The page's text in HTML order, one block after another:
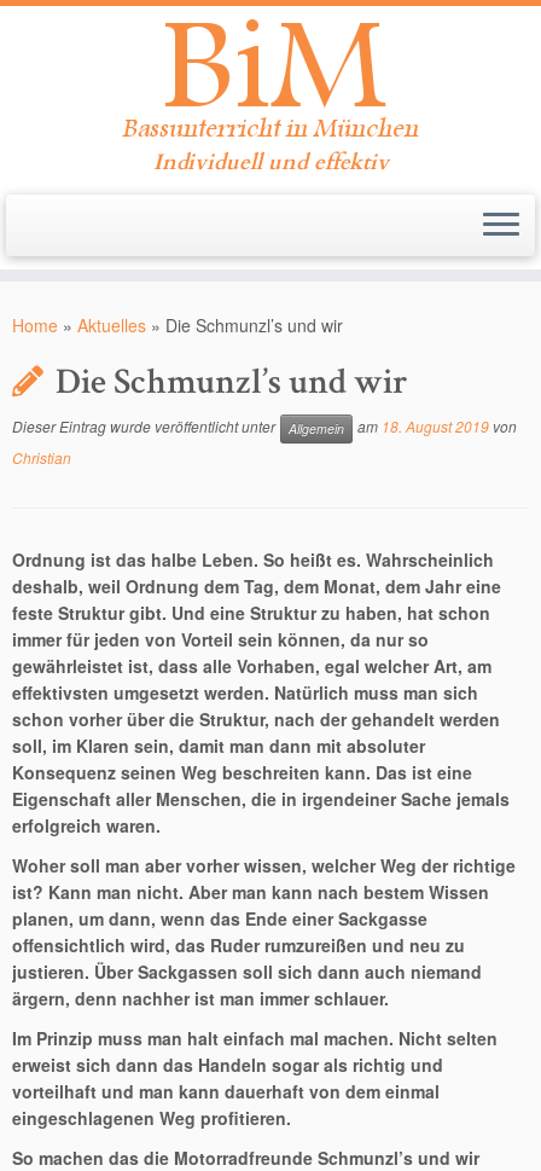
Inhalt
Individuell und effektiv
Home » Aktuelles » Die Schmunzl’s und wir
Die Schmunzl’s und wir
Dieser Eintrag wurde veröffentlicht unter Allgemein am 18. August 2019 von
Christian
Ordnung ist das halbe Leben. So heißt es. Wahrscheinlich
deshalb, weil Ordnung dem Tag, dem Monat, dem Jahr eine
feste Struktur gibt. Und eine Struktur zu haben, hat schon
immer für jeden von Vorteil sein können, da nur so
gewährleistet ist, dass alle Vorhaben, egal welcher Art, am
effektivsten umgesetzt werden. Natürlich muss man sich
schon vorher über die Struktur, nach der gehandelt werden
soll, im Klaren sein, damit man dann mit absoluter
Konsequenz seinen Weg beschreiten kann. Das ist eine
Eigenschaft aller Menschen, die in irgendeiner Sache jemals
erfolgreich waren.
Woher soll man aber vorher wissen, welcher Weg der richtige
ist? Kann man nicht. Aber man kann nach bestem Wissen
planen, um dann, wenn das Ende einer Sackgasse
offensichtlich wird, das Ruder rumzureißen und neu zu
justieren. Über Sackgassen soll sich dann auch niemand
ärgern, denn nachher ist man immer schlauer.
Im Prinzip muss man halt einfach mal machen. Nicht selten
erweist sich dann das Handeln sogar als richtig und
vorteilhaft und man kann dauerhaft von dem einmal
eingeschlagenen Weg profitieren.
So machen das die Motorradfreunde Schmunzl’s und wir